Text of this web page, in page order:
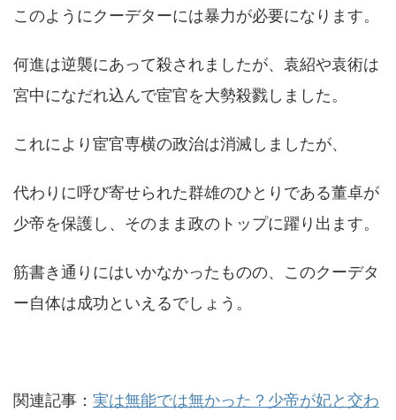
このようにクーデターには暴力が必要になります。
何進は逆襲にあって殺されましたが、袁紹や袁術は
宮中になだれ込んで宦官を大勢殺戮しました。
これにより宦官専横の政治は消滅しましたが、
代わりに呼び寄せられた群雄のひとりである董卓が
少帝を保護し、そのまま政のトップに躍り出ます。
筋書き通りにはいかなかったものの、このクーデタ
ー自体は成功といえるでしょう。
関連記事： 実は無能では無かった？少帝が妃と交わ